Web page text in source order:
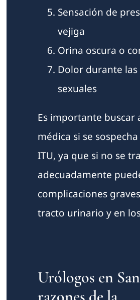
Sensación de
vejiga
Orina oscura o
Dolor durante
sexuales
Es importante buscar
médica si se
ITU, ya que si no se
adecuadamente
complicaciones
tracto urinario y en
Urólogos en